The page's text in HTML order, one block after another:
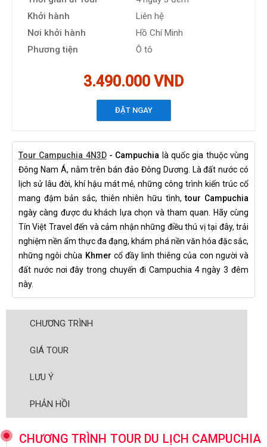
Khởi hành
Liên hệ
Nơi khởi hành
Hồ Chí Minh
Phương tiện
Ô tô
3.490.000 VND
ĐẶT NGAY
Tour Campuchia 4N3D- Campuchia là quốc gia thuộc vùng
Đông Nam Á, nằm trên bán đảo Đông Dương. Là đất nước có
lịch sử lâu đời, khí hậu mát mẻ, những công trình kiến trúc cổ
mang đậm bản sắc, thiên nhiên hữu tình,tour Campuchia
ngày càng được du khách lựa chọn và tham quan. Hãy cùng
Tín Việt Travel đến và cảm nhận những điều thú vị tại đây, trải
nghiệm nền ẩm thực đa đạng, khám phá nền văn hóa đặc sắc,
những ngôi chùa Khmer cổ đầy linh thiêng của con người và
đất nước nơi đây trong chuyến đi Campuchia 4 ngày 3 đêm
này.
CHƯƠNG TRÌNH
GIÁ TOUR
LƯU Ý
PHẢN HỒI
CHƯƠNG TRÌNH TOUR DU LỊCH CAMPUCHIA